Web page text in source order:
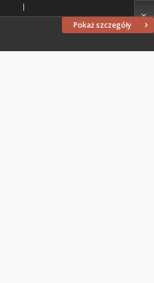
Pokaż szczegóły